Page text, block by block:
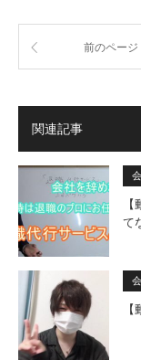
前のページ
関連記事
て